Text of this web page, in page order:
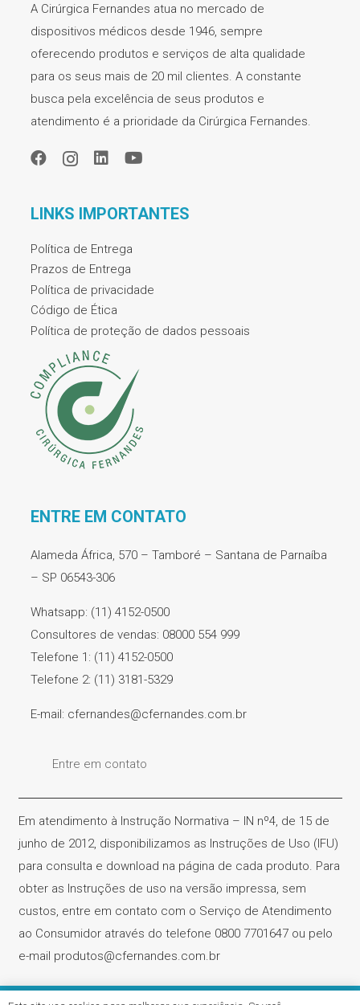
A Cirúrgica Fernandes atua no mercado de
dispositivos médicos desde 1946, sempre
oferecendo produtos e serviços de alta qualidade
para os seus mais de 20 mil clientes. A constante
busca pela excelência de seus produtos e
atendimento é a prioridade da Cirúrgica Fernandes.
LINKS IMPORTANTES
Política de Entrega
Prazos de Entrega
Política de privacidade
Código de Ética
Política de proteção de dados pessoais
ENTRE EM CONTATO
Alameda África, 570 – Tamboré – Santana de Parnaíba
– SP 06543-306
Whatsapp: (11) 4152-0500
Consultores de vendas: 08000 554 999
Telefone 1: (11) 4152-0500
Telefone 2: (11) 3181-5329
E-mail: cfernandes@cfernandes.com.br
Entre em contato
Em atendimento à Instrução Normativa – IN nº4, de 15 de
junho de 2012, disponibilizamos as Instruções de Uso (IFU)
para consulta e download na página de cada produto. Para
obter as Instruções de uso na versão impressa, sem
custos, entre em contato com o Serviço de Atendimento
ao Consumidor através do telefone 0800 7701647 ou pelo
e-mail produtos@cfernandes.com.br